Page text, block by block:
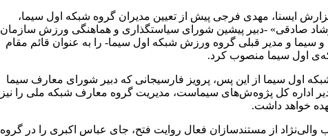
ایسنا، مهدی فرجی پیش از تعیین مدیران گروه شبکه اول سیما،
صادقی» -دبیر پیشین شورای سیاستگذاری و هماهنگی ورزش سازمان
و سیما و مدیر قبلی گروه ورزش شبکه اول سیما- را به عنوان قائم مقام
اول سیما منصوب کرد.
اول سیما از این پس، پرویز فارسیجانی که دبیر شورای معارف سیما
اداره کل پژوه‌ش‌های سیماست، مدیریت گروه معارف شبکه ملی را نیز
خواهد داشت.
والی‌نژاد از مستندسازان فعال روایت فتح، جای عباس اکبری را در گروه